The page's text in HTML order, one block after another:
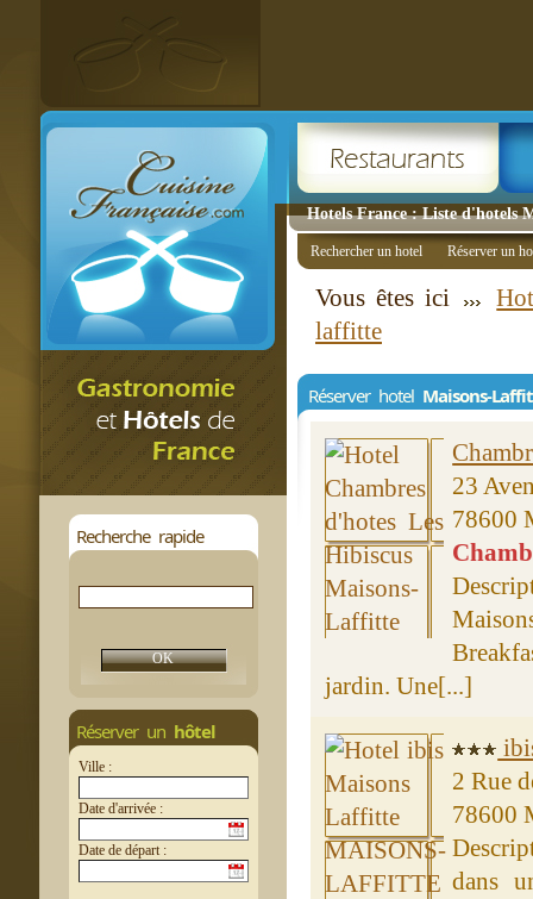
Hotels France : Liste d'hotels
Recherche rapide
Réserver un hôtel
Ville :
Date d'arrivée :
Date de départ :
Rechercher un hotel Réserver un
Vous êtes ici
laffitte
Réserver hotel Maisons-
23
78600
jardin. Une[...]
2 Rue
78600
dans